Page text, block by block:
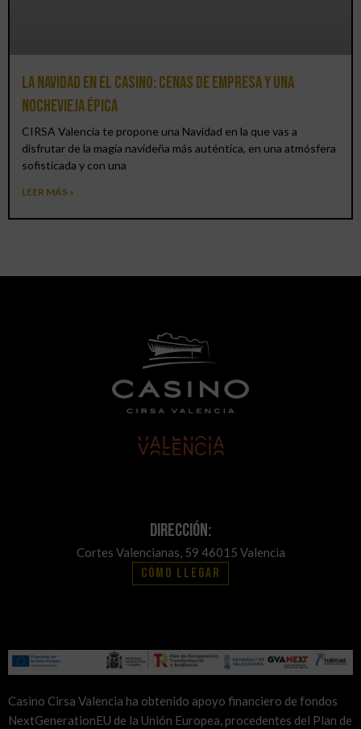
La Navidad en el Casino: cenas de empresa y una
Nochevieja épica
CIRSA Valencia te propone una Navidad en la que vas a
disfrutar de la magia navideña más auténtica, en una atmósfera
sofisticada y con una
LEER MÁS »
Dirección:
Cortes Valencianas, 59 46015 Valencia
Cómo llegar
Casino Cirsa Valencia ha obtenido apoyo financiero de fondos
NextGenerationEU de la Unión Europea, procedentes del Plan de